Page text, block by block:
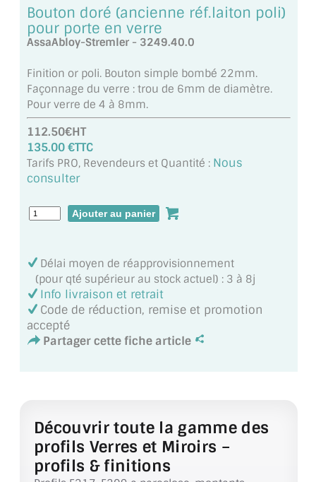
MIROIR SUR MESURE
MIROIR VIEILLI
MIROIR DÉCORATIF DE COULEUR
MIROIR POUR PORTE
MIROIR DE SALLE DE BAIN
MIROIR PAROI DE DOUCHE
MIROIR POUR SALLE DE DANSE
MIROIR ENCADRÉ
MIROIR TV
VERRE TREMPÉ (SÉCURIT)
PAROI DE DOUCHE
Bouton doré (ancienne réf.laiton poli)
pour porte en verre
AssaAbloy-Stremler - 3249.40.0
Finition or poli. Bouton simple bombé 22mm.
Façonnage du verre : trou de 6mm de diamètre.
Pour verre de 4 à 8mm.
112.50€HT
135.00 €TTC
Tarifs PRO, Revendeurs et Quantité : Nous
consulter
Délai moyen de réapprovisionnement
(pour qté supérieur au stock actuel) : 3 à 8j
Info livraison et retrait
Code de réduction, remise et promotion
accepté
Partager cette fiche article
Découvrir toute la gamme des
profils Verres et Miroirs –
profils & finitions